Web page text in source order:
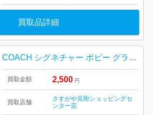
買取品詳細
COACH シグネチャー ポピー グラフィティ トートバッグ
買取金額 2,500 円
買取店舗
さすがや見附ショッピングセ
ンター店